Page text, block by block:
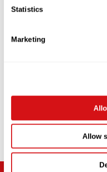
Statistics
Marketing
Allow
Watch the